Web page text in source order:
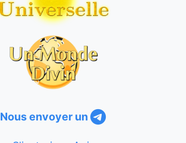
Nous envoyer un